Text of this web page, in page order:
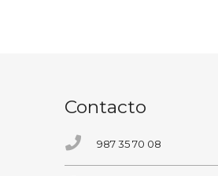
Contacto
987 35 70 08